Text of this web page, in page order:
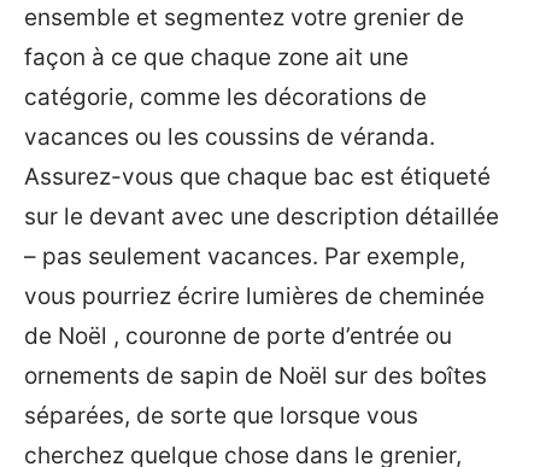
ensemble et segmentez votre grenier de
façon à ce que chaque zone ait une
catégorie, comme les décorations de
vacances ou les coussins de véranda.
Assurez-vous que chaque bac est étiqueté
sur le devant avec une description détaillée
– pas seulement vacances. Par exemple,
vous pourriez écrire lumières de cheminée
de Noël , couronne de porte d’entrée ou
ornements de sapin de Noël sur des boîtes
séparées, de sorte que lorsque vous
cherchez quelque chose dans le grenier,